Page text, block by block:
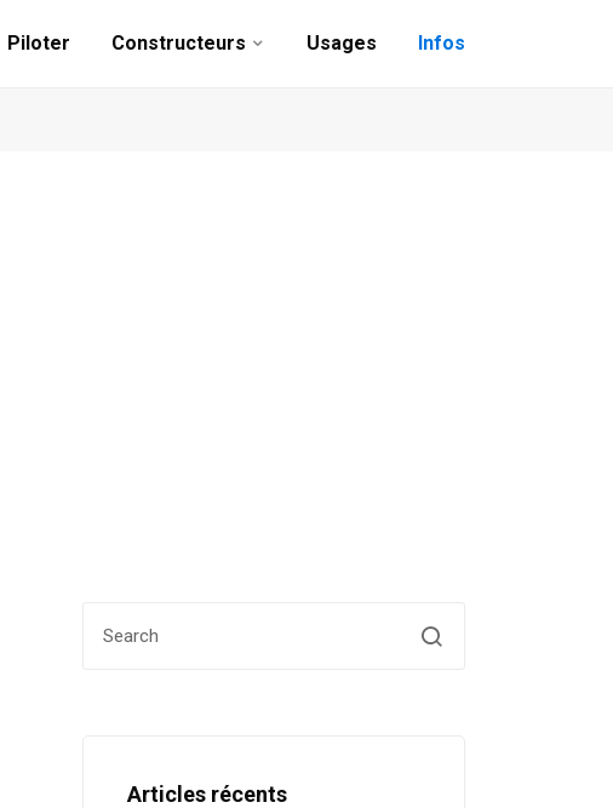
Piloter Constructeurs Usages Infos
Articles récents